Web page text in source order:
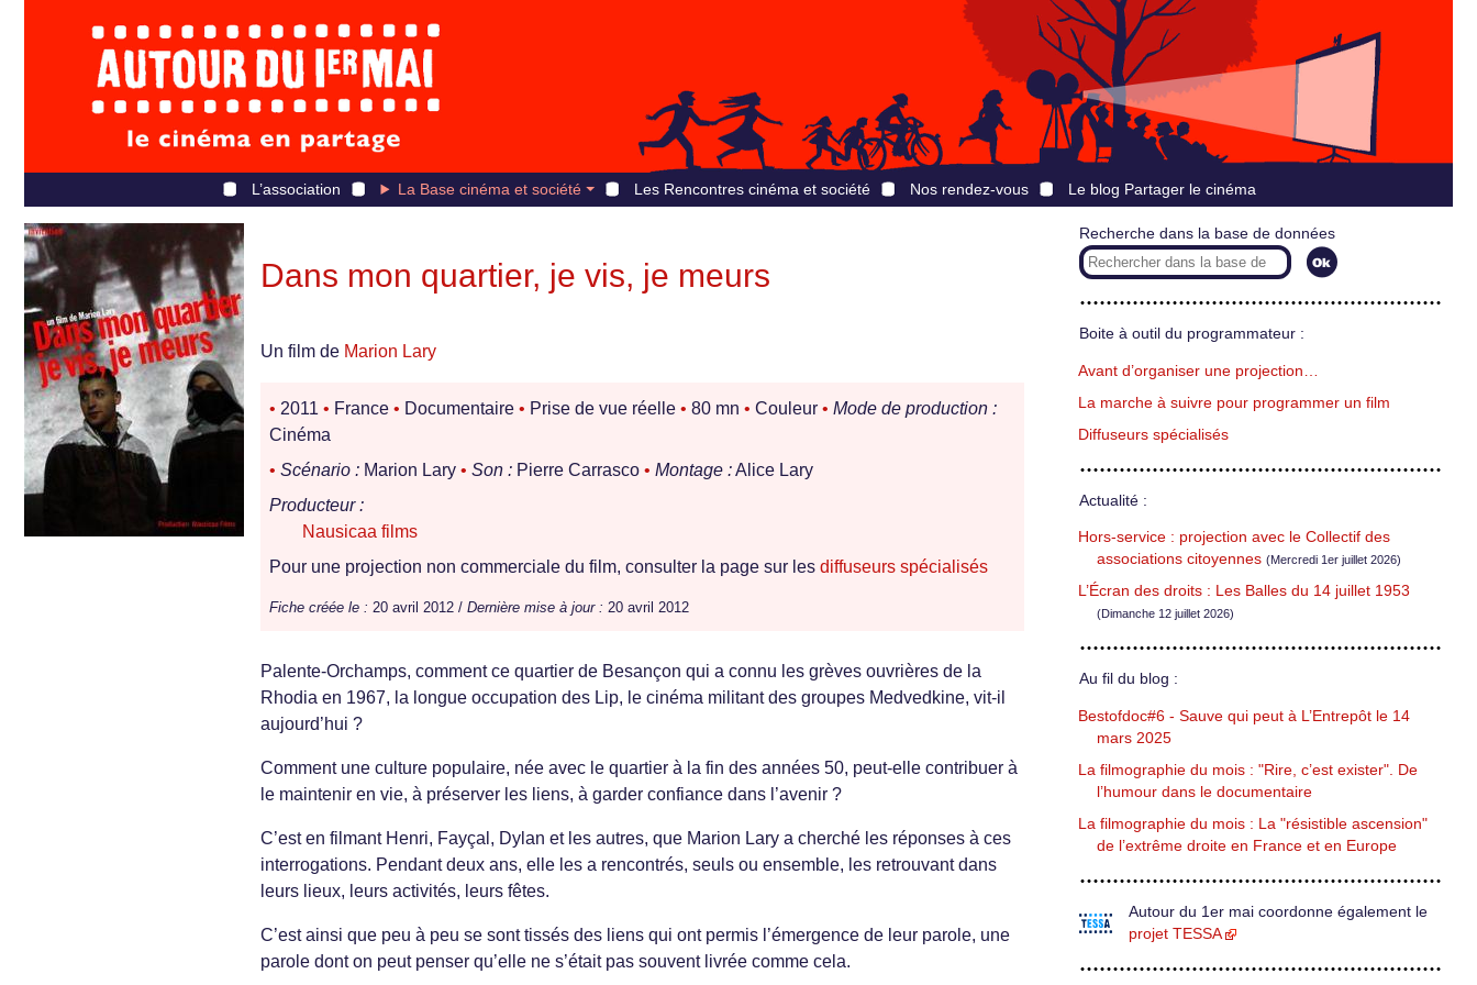
L’association La Base cinéma et société Les Rencontres cinéma et société Nos rendez-vous Le blog Partager le cinéma
Dans mon quartier, je vis, je meurs
Un film de Marion Lary
• 2011 • France • Documentaire • Prise de vue réelle • 80 mn • Couleur • Mode de production :
Cinéma
• Scénario : Marion Lary • Son : Pierre Carrasco • Montage :Alice Lary
Producteur :
Nausicaa films
Pour une projection non commerciale du film, consulter la page sur les diffuseurs spécialisés
Fiche créée le : 20 avril 2012 / Dernière mise à jour : 20 avril 2012
Palente-Orchamps, comment ce quartier de Besançon qui a connu les grèves ouvrières de la
Rhodia en 1967, la longue occupation des Lip, le cinéma militant des groupes Medvedkine, vit-il
aujourd’hui ?
Comment une culture populaire, née avec le quartier à la fin des années 50, peut-elle contribuer à
le maintenir en vie, à préserver les liens, à garder confiance dans l’avenir ?
C’est en filmant Henri, Fayçal, Dylan et les autres, que Marion Lary a cherché les réponses à ces
interrogations. Pendant deux ans, elle les a rencontrés, seuls ou ensemble, les retrouvant dans
leurs lieux, leurs activités, leurs fêtes.
C’est ainsi que peu à peu se sont tissés des liens qui ont permis l’émergence de leur parole, une
parole dont on peut penser qu’elle ne s’était pas souvent livrée comme cela.
Recherche dans la base de données
Boite à outil du programmateur :
Avant d’organiser une projection…
La marche à suivre pour programmer un film
Diffuseurs spécialisés
Actualité :
Hors-service : projection avec le Collectif des
associations citoyennes (Mercredi 1er juillet 2026)
L’Écran des droits : Les Balles du 14 juillet 1953
(Dimanche 12 juillet 2026)
Au fil du blog :
Bestofdoc#6 - Sauve qui peut à L’Entrepôt le 14
mars 2025
La filmographie du mois : "Rire, c’est exister". De
l’humour dans le documentaire
La filmographie du mois : La "résistible ascension"
de l’extrême droite en France et en Europe
Autour du 1er mai coordonne également le
projet TESSA